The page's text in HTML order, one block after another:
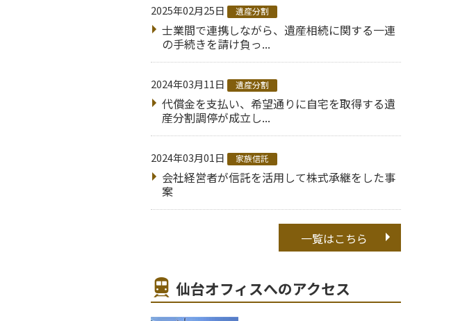
2025年02月25日 遺産分割
士業間で連携しながら、遺産相続に関する一連
の手続きを請け負っ...
2024年03月11日 遺産分割
代償金を支払い、希望通りに自宅を取得する遺
産分割調停が成立し...
2024年03月01日 家族信託
会社経営者が信託を活用して株式承継をした事
案
一覧はこちら
仙台オフィスへのアクセス